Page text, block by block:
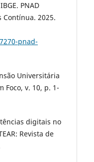
PNAD
2025.
pnad-
Universitária
Foco, v. 10, p. 1-
digitais no
Revista de